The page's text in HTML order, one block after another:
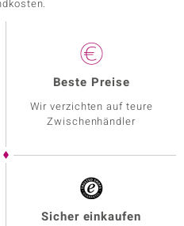
Beste Preise
Wir verzichten auf teure
Zwischenhändler
Sicher einkaufen